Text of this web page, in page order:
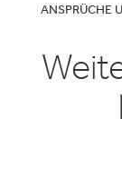
ANSPRÜCHE